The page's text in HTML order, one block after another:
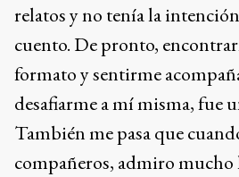
relatos y no tenía la
cuento. De pronto,
formato y sentirme
desafiarme a mí misma, fue
También me pasa que
compañeros, admiro mucho